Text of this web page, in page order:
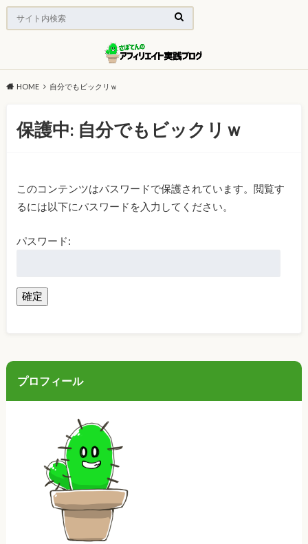
HOME 自分でもビックリｗ
保護中: 自分でもビックリｗ
このコンテンツはパスワードで保護されています。閲覧す
るには以下にパスワードを入力してください。
パスワード:
プロフィール